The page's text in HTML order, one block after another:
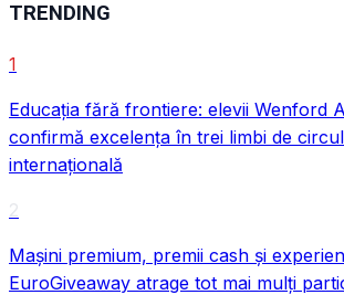
VIDEO
TRENDING
1
Educația fără frontiere: elevii Wenford
confirmă excelența în trei limbi de
internațională
2
Mașini premium, premii cash și
EuroGiveaway atrage tot mai mulți